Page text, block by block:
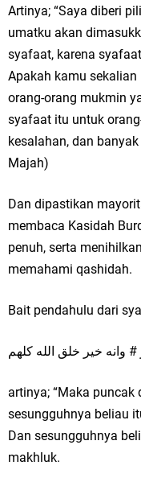
Artinya; “Saya diberi
umatku akan
syafaat, karena
Apakah kamu
orang-orang mukmin
syafaat itu untuk
kesalahan, dan
Majah)
Dan dipastikan
membaca Kasidah
penuh, serta
memahami qashidah.
# وانه خير خلق الله كلهم
artinya; “Maka
sesungguhnya beliau
Dan sesungguhnya
makhluk.